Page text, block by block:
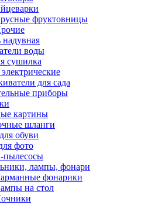
фруктовницы
воды
сушилка
для сада
приборы
картины
шланги
обуви
фото
пылесосы
лампы, фонари
фонарики
на стол